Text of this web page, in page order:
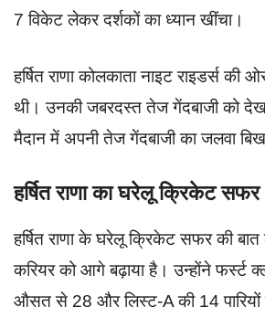
7 विकेट लेकर दर्शकों का ध्यान खींचा।
हर्षित राणा कोलकाता नाइट राइडर्स
थी। उनकी जबरदस्त तेज गेंदबाजी को
मैदान में अपनी तेज गेंदबाजी का जलवा
हर्षित राणा का घरेलू क्रिकेट सफर
हर्षित राणा के घरेलू क्रिकेट सफर की
करियर को आगे बढ़ाया है। उन्होंने
औसत से 28 और लिस्ट-A की 14